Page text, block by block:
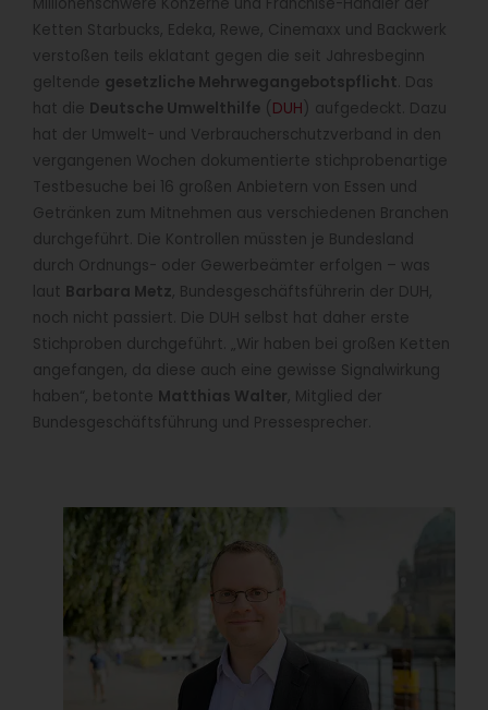
Ketten Starbucks, Edeka, Rewe, Cinemaxx und Backwerk
verstoßen teils eklatant gegen die seit Jahresbeginn
geltende gesetzliche Mehrwegangebotspflicht . Das
hat die Deutsche Umwelthilfe ( DUH) aufgedeckt. Dazu
hat der Umwelt- und Verbraucherschutzverband in den
vergangenen Wochen dokumentierte stichprobenartige
Testbesuche bei 16 großen Anbietern von Essen und
Getränken zum Mitnehmen aus verschiedenen Branchen
durchgeführt. Die Kontrollen müssten je Bundesland
durch Ordnungs- oder Gewerbeämter erfolgen – was
laut Barbara Metz, Bundesgeschäftsführerin der DUH,
noch nicht passiert. Die DUH selbst hat daher erste
Stichproben durchgeführt. „Wir haben bei großen Ketten
angefangen, da diese auch eine gewisse Signalwirkung
haben“, betonte Matthias Walter, Mitglied der
Bundesgeschäftsführung und Pressesprecher.